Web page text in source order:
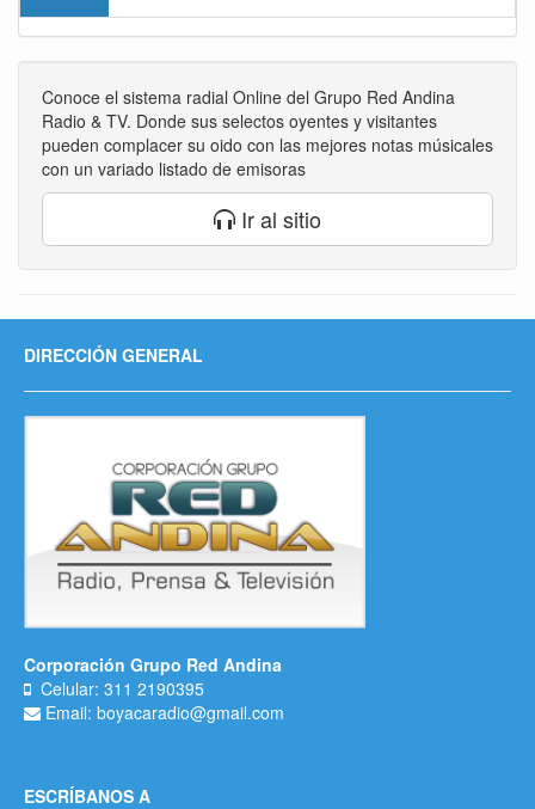
Conoce el sistema radial Online del Grupo Red Andina
Radio & TV. Donde sus selectos oyentes y visitantes
pueden complacer su oido con las mejores notas músicales
con un variado listado de emisoras
Ir al sitio
DIRECCIÓN GENERAL
Corporación Grupo Red Andina
Celular: 311 2190395
Email: boyacaradio@gmail.com
ESCRÍBANOS A